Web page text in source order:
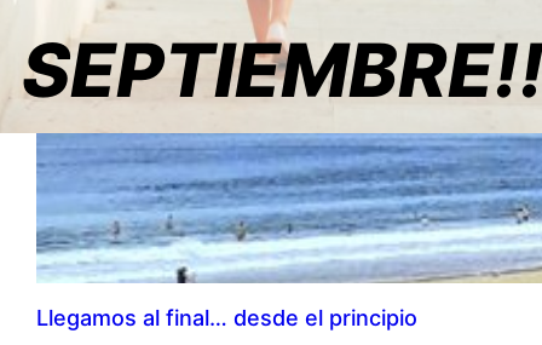
Llegamos al final… desde el principio